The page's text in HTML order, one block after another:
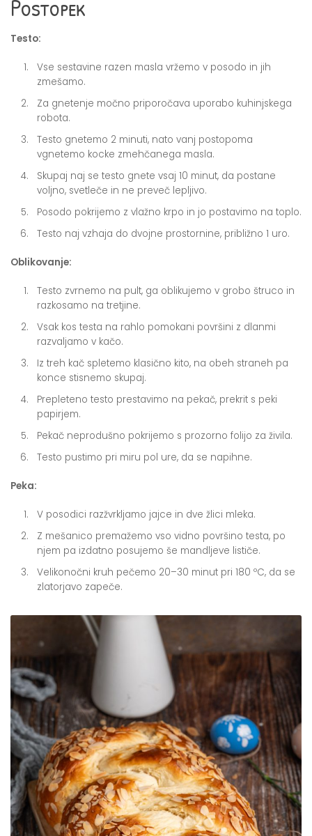
Postopek
Testo:
Vse sestavine razen masla vržemo v posodo in jih
zmešamo.
Za gnetenje močno priporočava uporabo kuhinjskega
robota.
Testo gnetemo 2 minuti, nato vanj postopoma
vgnetemo kocke zmehčanega masla.
Skupaj naj se testo gnete vsaj 10 minut, da postane
voljno, svetleče in ne preveč lepljivo.
Posodo pokrijemo z vlažno krpo in jo postavimo na toplo.
Testo naj vzhaja do dvojne prostornine, približno 1 uro.
Oblikovanje:
Testo zvrnemo na pult, ga oblikujemo v grobo štruco in
razkosamo na tretjine.
Vsak kos testa na rahlo pomokani površini z dlanmi
razvaljamo v kačo.
Iz treh kač spletemo klasično kito, na obeh straneh pa
konce stisnemo skupaj.
Prepleteno testo prestavimo na pekač, prekrit s peki
papirjem.
Pekač neprodušno pokrijemo s prozorno folijo za živila.
Testo pustimo pri miru pol ure, da se napihne.
Peka:
V posodici razžvrkljamo jajce in dve žlici mleka.
Z mešanico premažemo vso vidno površino testa, po
njem pa izdatno posujemo še mandljeve lističe.
Velikonočni kruh pečemo 20–30 minut pri 180 ºC, da se
zlatorjavo zapeče.